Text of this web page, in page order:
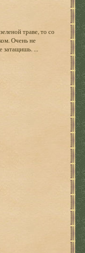
траве, то со
Очень не
затащишь. ...